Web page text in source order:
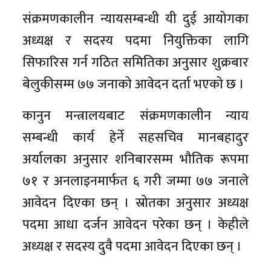
संक्रमणकालीन न्यायसम्बन्धी यी दुई आयोगका
अध्यक्ष र सदस्य पदमा नियुक्तिका लागि
सिफारिस गर्न गठित समितिका अनुसार शुक्रबार
बेलुकीसम्म ७७ जनाको आवेदन दर्ता भएको छ ।
कानुन मन्त्रालयबाट संक्रमणकालीन न्याय
सम्बन्धी कार्य हेर्ने सहसचिव मानबहादुर
अर्यालका अनुसार शनिबारसम्म भौतिक रूपमा
७१ र अनलाइनमार्फत ६ गरी जम्मा ७७ जनाले
आवेदन दिएका छन् । स्रोतका अनुसार अध्यक्ष
पदमा आधा दर्जन आवेदन परेका छन् । केहीले
अध्यक्ष र सदस्य दुवै पदमा आवेदन दिएका छन् ।